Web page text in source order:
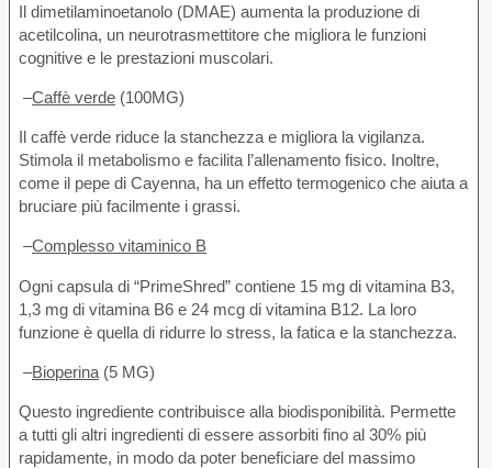
Il dimetilaminoetanolo (DMAE) aumenta la produzione di
acetilcolina, un neurotrasmettitore che migliora le funzioni
cognitive e le prestazioni muscolari.
–Caffè verde (100MG)
Il caffè verde riduce la stanchezza e migliora la vigilanza.
Stimola il metabolismo e facilita l’allenamento fisico. Inoltre,
come il pepe di Cayenna, ha un effetto termogenico che aiuta a
bruciare più facilmente i grassi.
–Complesso vitaminico B
Ogni capsula di “PrimeShred” contiene 15 mg di vitamina B3,
1,3 mg di vitamina B6 e 24 mcg di vitamina B12. La loro
funzione è quella di ridurre lo stress, la fatica e la stanchezza.
–Bioperina (5 MG)
Questo ingrediente contribuisce alla biodisponibilità. Permette
a tutti gli altri ingredienti di essere assorbiti fino al 30% più
rapidamente, in modo da poter beneficiare del massimo